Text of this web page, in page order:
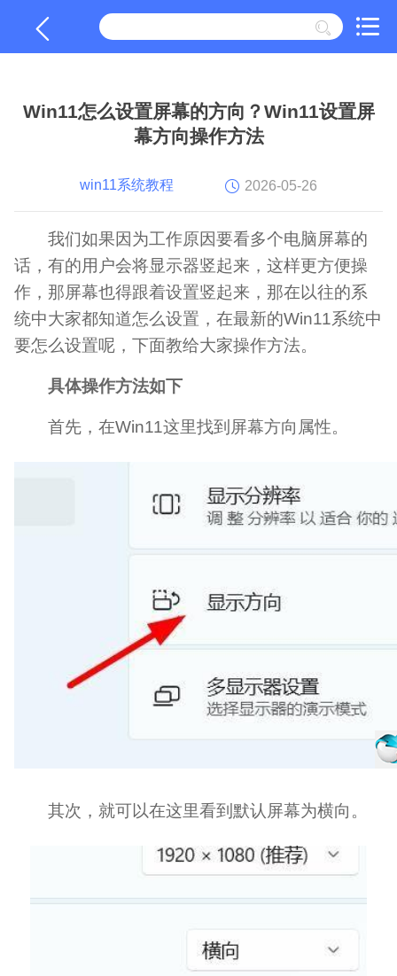
Win11怎么设置屏幕的方向？Win11设置屏
幕方向操作方法
win11系统教程 2026-05-26
我们如果因为工作原因要看多个电脑屏幕的
话，有的用户会将显示器竖起来，这样更方便操
作，那屏幕也得跟着设置竖起来，那在以往的系
统中大家都知道怎么设置，在最新的Win11系统中
要怎么设置呢，下面教给大家操作方法。
具体操作方法如下
首先，在Win11这里找到屏幕方向属性。
其次，就可以在这里看到默认屏幕为横向。